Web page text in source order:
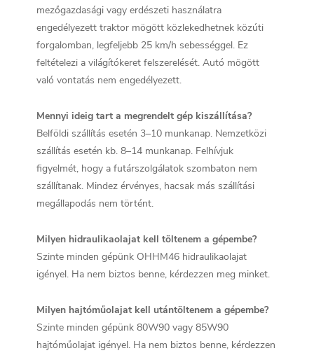
mezőgazdasági vagy erdészeti használatra
engedélyezett traktor mögött közlekedhetnek közúti
forgalomban, legfeljebb 25 km/h sebességgel. Ez
feltételezi a világítókeret felszerelését. Autó mögött
való vontatás nem engedélyezett.
Mennyi ideig tart a megrendelt gép kiszállítása?
Belföldi szállítás esetén 3–10 munkanap. Nemzetközi
szállítás esetén kb. 8–14 munkanap. Felhívjuk
figyelmét, hogy a futárszolgálatok szombaton nem
szállítanak. Mindez érvényes, hacsak más szállítási
megállapodás nem történt.
Milyen hidraulikaolajat kell töltenem a gépembe?
Szinte minden gépünk OHHM46 hidraulikaolajat
igényel. Ha nem biztos benne, kérdezzen meg minket.
Milyen hajtóműolajat kell utántöltenem a gépembe?
Szinte minden gépünk 80W90 vagy 85W90
hajtóműolajat igényel. Ha nem biztos benne, kérdezzen